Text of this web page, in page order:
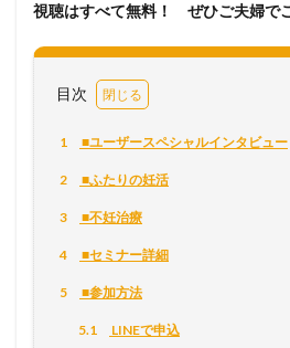
視聴はすべて無料！ ぜひご夫婦で
目次
1 ■ユーザースペシャルインタビュー
2 ■ふたりの妊活
3 ■不妊治療
4 ■セミナー詳細
5 ■参加方法
5.1 LINEで申込